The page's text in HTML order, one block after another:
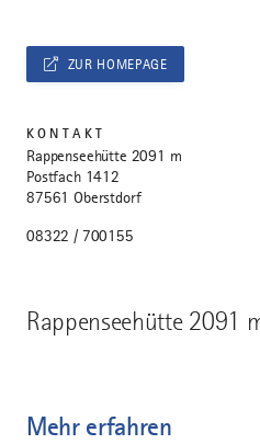
Rappenseehütte 2091
Mehr erfahren
ZUR HOMEPAGE
KONTAKT
Rappenseehütte 2091 m
Postfach 1412
87561 Oberstdorf
08322 / 700155